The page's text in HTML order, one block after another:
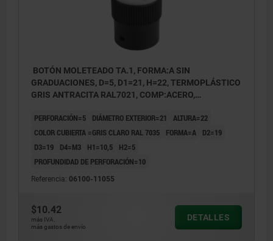
BOTÓN MOLETEADO TA.1, FORMA:A SIN
GRADUACIONES, D=5, D1=21, H=22, TERMOPLÁSTICO
GRIS ANTRACITA RAL7021, COMP:ACERO,
PERFORACIÓN=5 DIÁMETRO EXTERIOR=21
ALTURA=22
COLOR CUBIERTA =GRIS CLARO RAL 7035
FORMA=A
D2=19
D3=19
D4=M3 H1=10,5
H2=5
PROFUNDIDAD DE PERFORACIÓN=10
Referencia: 06100-11055
$10.42
más IVA.
más gastos de envío
DETALLES